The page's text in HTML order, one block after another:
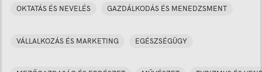
OKTATÁS ÉS NEVELÉS GAZDÁLKODÁS ÉS MENEDZSMENT
VÁLLALKOZÁS ÉS MARKETING EGÉSZSÉGÜGY